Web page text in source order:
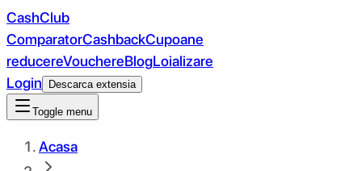
CashClub
ComparatorCashbackCupoane
reducereVouchereBlogLoializare
Login
Descarca extensia
Toggle menu
Acasa